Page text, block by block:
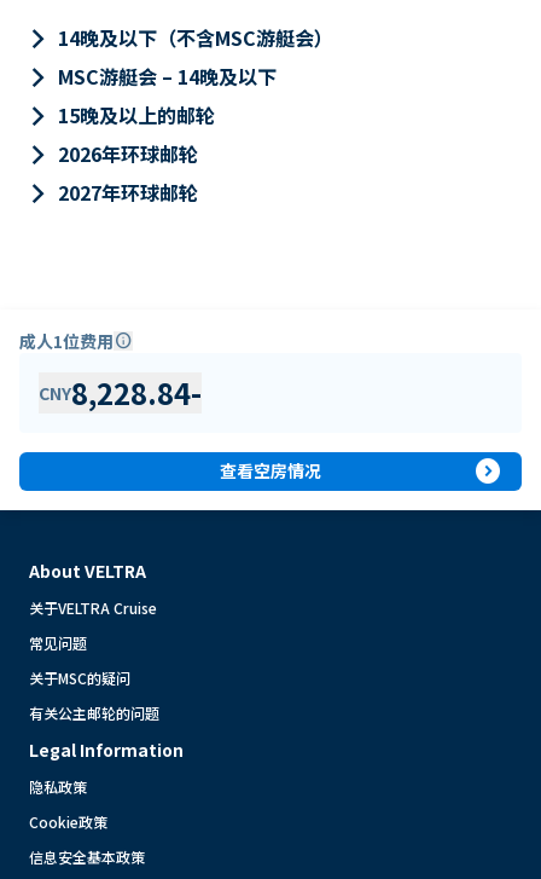
keyboard_arrow_right 14晚及以下（不含MSC游艇会）
keyboard_arrow_right MSC游艇会 – 14晚及以下
keyboard_arrow_right 15晚及以上的邮轮
keyboard_arrow_right 2026年环球邮轮
keyboard_arrow_right 2027年环球邮轮
成人1位费用info
CNY8,228.84-
查看空房情况 expand_circle_right
About VELTRA
关于VELTRA Cruise
常见问题
关于MSC的疑问
有关公主邮轮的问题
Legal Information
隐私政策
Cookie政策
信息安全基本政策